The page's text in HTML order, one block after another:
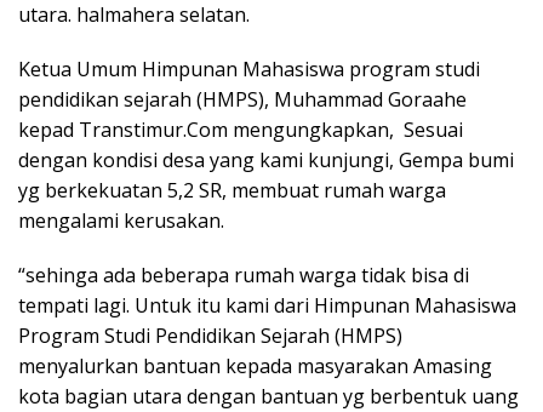
utara. halmahera selatan.
Ketua Umum Himpunan Mahasiswa program studi
pendidikan sejarah (HMPS), Muhammad Goraahe
kepad Transtimur.Com mengungkapkan, Sesuai
dengan kondisi desa yang kami kunjungi, Gempa bumi
yg berkekuatan 5,2 SR, membuat rumah warga
mengalami kerusakan.
“sehinga ada beberapa rumah warga tidak bisa di
tempati lagi. Untuk itu kami dari Himpunan Mahasiswa
Program Studi Pendidikan Sejarah (HMPS)
menyalurkan bantuan kepada masyarakan Amasing
kota bagian utara dengan bantuan yg berbentuk uang